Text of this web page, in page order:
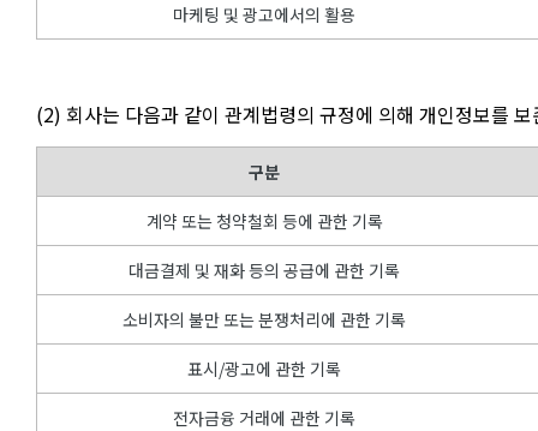
마케팅 및 광고에서의 활용
(2) 회사는 다음과 같이 관계법령의 규정에 의해 개인정보를
구분
계약 또는 청약철회 등에 관한 기록
대금결제 및 재화 등의 공급에 관한 기록
소비자의 불만 또는 분쟁처리에 관한 기록
표시/광고에 관한 기록
전자금융 거래에 관한 기록